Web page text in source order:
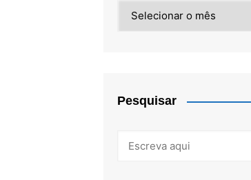
Pesquisar